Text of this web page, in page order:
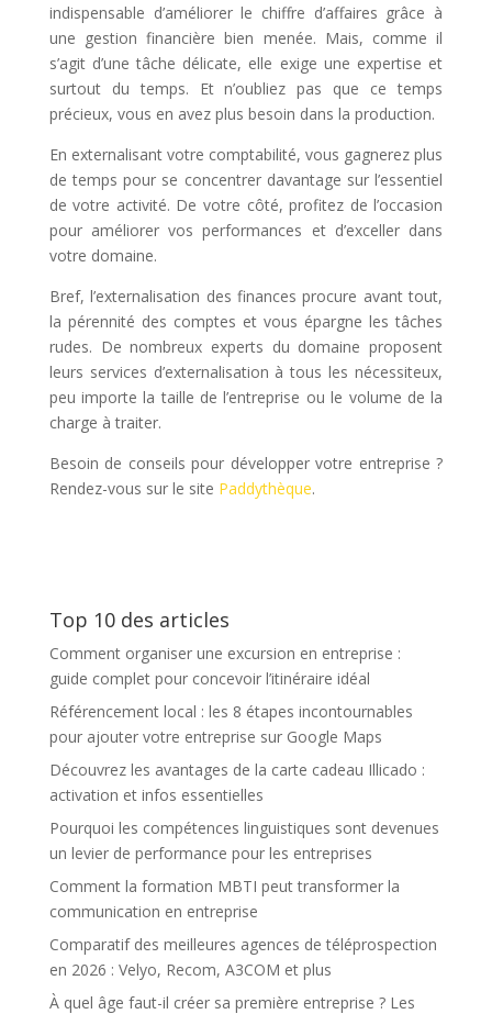
indispensable d’améliorer le chiffre d’affaires grâce à
une gestion financière bien menée. Mais, comme il
s’agit d’une tâche délicate, elle exige une expertise et
surtout du temps. Et n’oubliez pas que ce temps
précieux, vous en avez plus besoin dans la production.
En externalisant votre comptabilité, vous gagnerez plus
de temps pour se concentrer davantage sur l’essentiel
de votre activité. De votre côté, profitez de l’occasion
pour améliorer vos performances et d’exceller dans
votre domaine.
Bref, l’externalisation des finances procure avant tout,
la pérennité des comptes et vous épargne les tâches
rudes. De nombreux experts du domaine proposent
leurs services d’externalisation à tous les nécessiteux,
peu importe la taille de l’entreprise ou le volume de la
charge à traiter.
Besoin de conseils pour développer votre entreprise ?
Rendez-vous sur le site Paddythèque.
Top 10 des articles
Comment organiser une excursion en entreprise :
guide complet pour concevoir l’itinéraire idéal
Référencement local : les 8 étapes incontournables
pour ajouter votre entreprise sur Google Maps
Découvrez les avantages de la carte cadeau Illicado :
activation et infos essentielles
Pourquoi les compétences linguistiques sont devenues
un levier de performance pour les entreprises
Comment la formation MBTI peut transformer la
communication en entreprise
Comparatif des meilleures agences de téléprospection
en 2026 : Velyo, Recom, A3COM et plus
À quel âge faut-il créer sa première entreprise ? Les